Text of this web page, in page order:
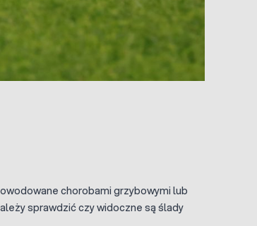
chorobami grzybowymi lub
sprawdzić czy widoczne są ślady